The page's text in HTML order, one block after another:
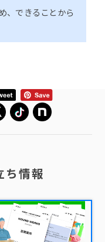
、できることから
ち情報